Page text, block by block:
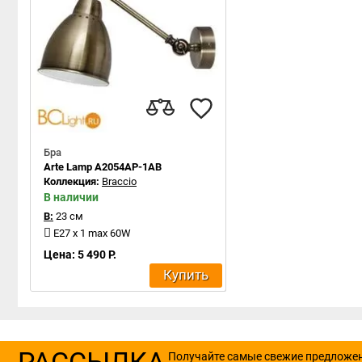
Бра
Arte Lamp A2054AP-1AB
Коллекция: Braccio
В наличии
В: 23 см
E27 x 1 max 60W
Цена: 5 490 Р.
Купить
Получайте самые свежие